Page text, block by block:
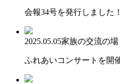
会報34号を発行しました！
2025.05.05家族の交流の場
ふれあいコンサートを開